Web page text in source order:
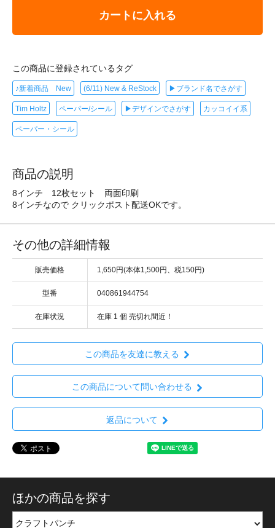
カートに入れる
この商品に登録されているタグ
♪新着商品 New (6/11) New & ReStock ▶ブランド名でさがす
Tim Holtz ペーパー/シール ▶デザインでさがす カッコイイ系
ペーパー・シール
商品の説明
8インチ 12枚セット 両面印刷
8インチなので クリックポスト配送OKです。
その他の詳細情報
販売価格 1,650円(本体1,500円、税150円)
型番 040861944754
在庫状況 在庫 1 個 売切れ間近！
この商品を友達に教える
この商品について問い合わせる
返品について
ほかの商品を探す